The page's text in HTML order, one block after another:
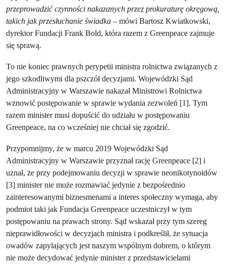
przeprowadzić czynności nakazanych przez prokuraturę okręgową,
takich jak przesłuchanie świadka – mówi Bartosz Kwiatkowski,
dyrektor Fundacji Frank Bold, która razem z Greenpeace zajmuje
się sprawą.
To nie koniec prawnych perypetii ministra rolnictwa związanych z
jego szkodliwymi dla pszczół decyzjami. Wojewódzki Sąd
Administracyjny w Warszawie nakazał Ministrowi Rolnictwa
wznowić postępowanie w sprawie wydania zezwoleń [1]. Tym
razem minister musi dopuścić do udziału w postępowaniu
Greenpeace, na co wcześniej nie chciał się zgodzić.
Przypomnijmy, że w marcu 2019 Wojewódzki Sąd
Administracyjny w Warszawie przyznał rację Greenpeace [2] i
uznał, że przy podejmowaniu decyzji w sprawie neonikotynoidów
[3] minister nie może rozmawiać jedynie z bezpośrednio
zainteresowanymi biznesmenami a interes społeczny wymaga, aby
podmiot taki jak Fundacja Greenpeace uczestniczył w tym
postępowaniu na prawach strony. Sąd wskazał przy tym szereg
nieprawidłowości w decyzjach ministra i podkreślił, że sytuacja
owadów zapylających jest naszym wspólnym dobrem, o którym
nie może decydować jedynie minister z przedstawicielami